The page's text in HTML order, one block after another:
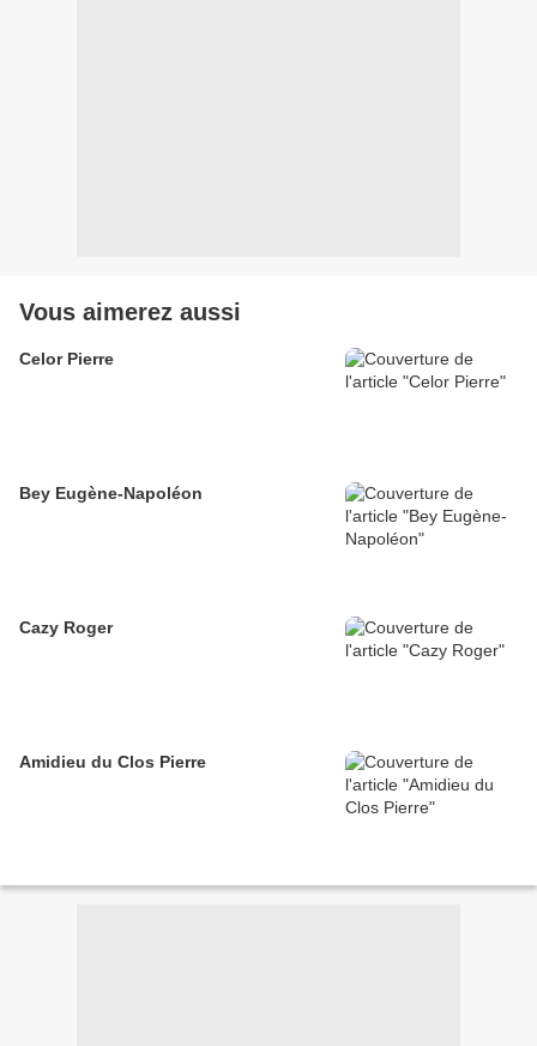
Vous aimerez aussi
Celor Pierre
Bey Eugène-Napoléon
Cazy Roger
Amidieu du Clos Pierre